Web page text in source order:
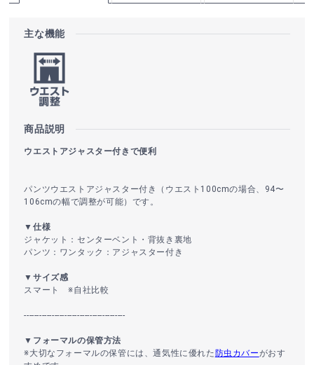
主な機能
商品説明
ウエストアジャスター付きで便利
パンツウエストアジャスター付き（ウエスト100cmの場合、94〜
106cmの幅で調整が可能）です。
▼仕様
ジャケット：センターベント・背抜き裏地
パンツ：ワンタック：アジャスター付き
▼サイズ感
スマート ※自社比較
----------------------------------------
▼フォーマルの保管方法
※大切なフォーマルの保管には、通気性に優れた 防虫カバーがおす